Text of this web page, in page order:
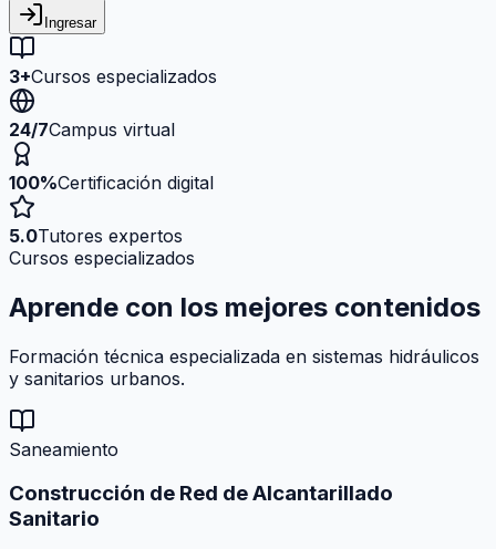
Ingresar
3+Cursos especializados
24/7Campus virtual
100%Certificación digital
5.0Tutores expertos
Cursos especializados
Aprende con los mejores contenidos
Formación técnica especializada en sistemas hidráulicos
y sanitarios urbanos.
Saneamiento
Construcción de Red de Alcantarillado
Sanitario